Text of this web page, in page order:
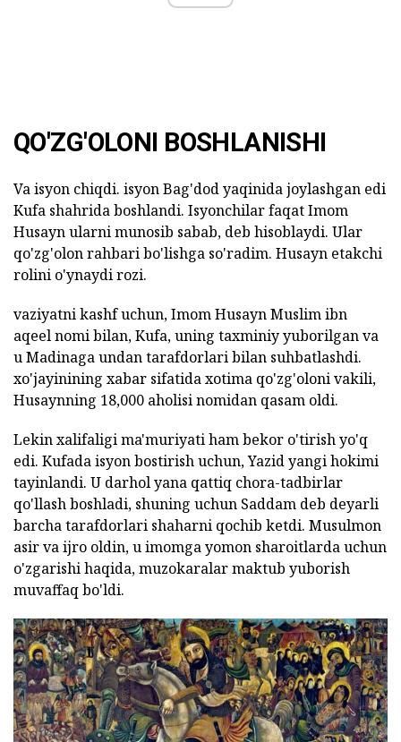
QO'ZG'OLONI BOSHLANISHI
Va isyon chiqdi. isyon Bag'dod yaqinida joylashgan edi
Kufa shahrida boshlandi. Isyonchilar faqat Imom
Husayn ularni munosib sabab, deb hisoblaydi. Ular
qo'zg'olon rahbari bo'lishga so'radim. Husayn etakchi
rolini o'ynaydi rozi.
vaziyatni kashf uchun, Imom Husayn Muslim ibn
aqeel nomi bilan, Kufa, uning taxminiy yuborilgan va
u Madinaga undan tarafdorlari bilan suhbatlashdi.
xo'jayinining xabar sifatida xotima qo'zg'oloni vakili,
Husaynning 18,000 aholisi nomidan qasam oldi.
Lekin xalifaligi ma'muriyati ham bekor o'tirish yo'q
edi. Kufada isyon bostirish uchun, Yazid yangi hokimi
tayinlandi. U darhol yana qattiq chora-tadbirlar
qo'llash boshladi, shuning uchun Saddam deb deyarli
barcha tarafdorlari shaharni qochib ketdi. Musulmon
asir va ijro oldin, u imomga yomon sharoitlarda uchun
o'zgarishi haqida, muzokaralar maktub yuborish
muvaffaq bo'ldi.